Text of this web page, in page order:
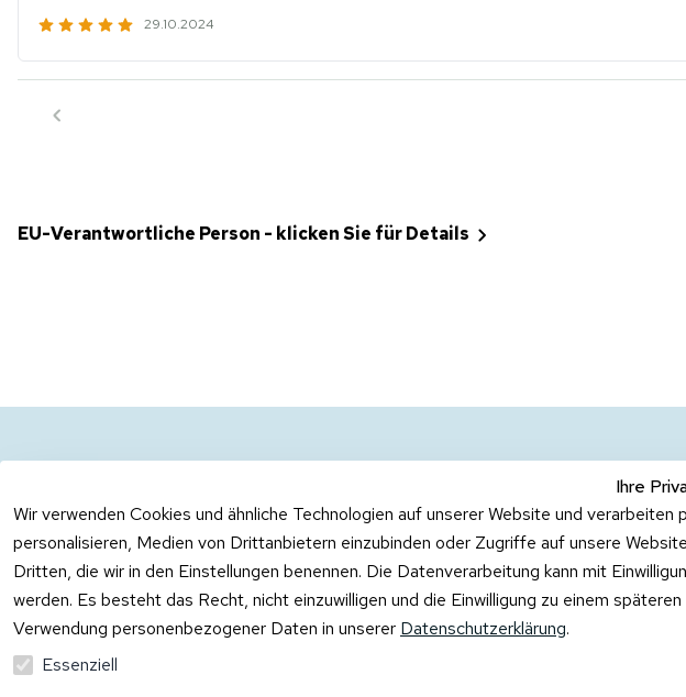
29.10.2024
EU-Verantwortliche Person - klicken Sie für Details
Ihre
Wir verwenden Cookies und ähnliche Technologien auf unserer Website und
personalisieren, Medien von Drittanbietern einzubinden oder Zugriffe auf unsere
Dritten, die wir in den Einstellungen benennen. Die Datenverarbeitung kann mit
werden. Es besteht das Recht, nicht einzuwilligen und die Einwilligung zu einem
Verwendung personenbezogener Daten in unserer Datenschutzerklärung.
Essenziell
Impressum
Datenschutzerklärung
Barrierefreiheitserklärung
Widerrufsrecht
Kontakt
Registrieren